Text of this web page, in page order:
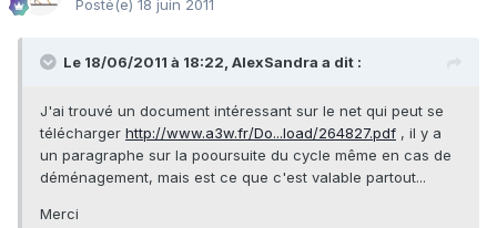
Posté(e) 18 juin 2011
Le 18/06/2011 à 18:22, AlexSandra a dit :
J'ai trouvé un document intéressant sur le net qui peut se
télécharger http://www.a3w.fr/Do...load/264827.pdf , il y a
un paragraphe sur la pooursuite du cycle même en cas de
déménagement, mais est ce que c'est valable partout...
Merci